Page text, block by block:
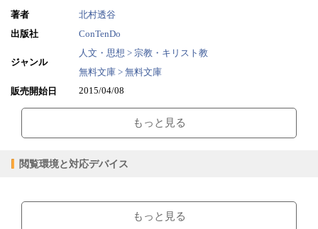
著者
北村透谷
出版社
ConTenDo
ジャンル
人文・思想 > 宗教・キリスト教
無料文庫 > 無料文庫
販売開始日
2015/04/08
ファイルサイズ 1.03MB
もっと見る
閲覧環境と対応デバイス
ブラウザビューア・PC版ConTenDoビューア・モバイルビューア
もっと見る